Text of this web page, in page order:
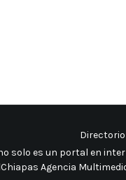
solo es un portal en
Agencia